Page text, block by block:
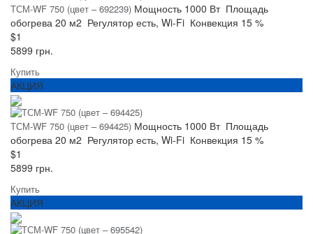
ТСМ-WF 750 (цвет – 692239) Мощность 1000 Вт Площадь
обогрева 20 м2 Регулятор есть, Wi-Fi Конвекция 15 %
$1
5899 грн.
Купить
АКЦИЯ
ТСМ-WF 750 (цвет – 694425) Мощность 1000 Вт Площадь
обогрева 20 м2 Регулятор есть, Wi-Fi Конвекция 15 %
$1
5899 грн.
Купить
АКЦИЯ